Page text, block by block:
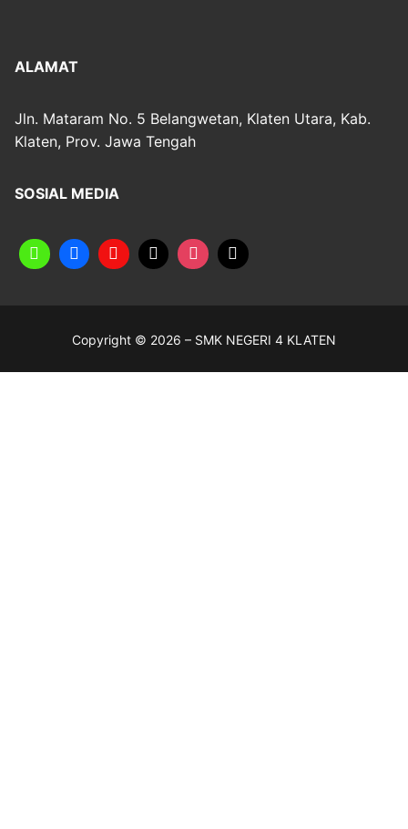
ALAMAT
Jln. Mataram No. 5 Belangwetan, Klaten Utara, Kab.
Klaten, Prov. Jawa Tengah
SOSIAL MEDIA
Copyright © 2026 – SMK NEGERI 4 KLATEN